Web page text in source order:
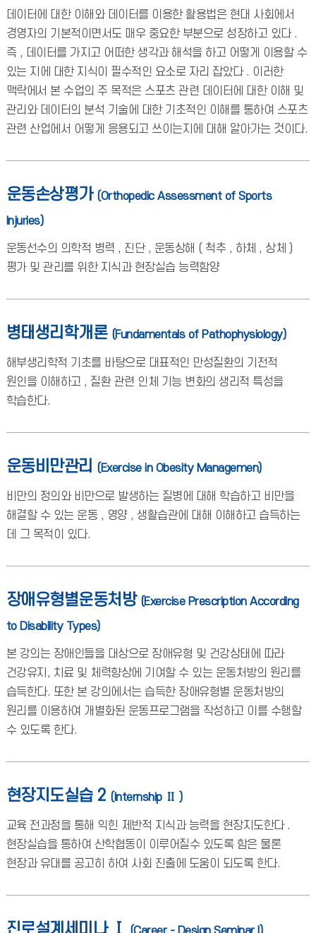
데이터에 대한 이해와 데이터를 이용한 활용법은 현대 사회에서
경영자의 기본적이면서도 매우 중요한 부분으로 성장하고 있다 .
즉 , 데이터를 가지고 어떠한 생각과 해석을 하고 어떻게 이용할 수
있는 지에 대한 지식이 필수적인 요소로 자리 잡았다 . 이러한
맥락에서 본 수업의 주 목적은 스포츠 관련 데이터에 대한 이해 및
관리와 데이터의 분석 기술에 대한 기초적인 이해를 통하여 스포츠
관련 산업에서 어떻게 응용되고 쓰이는지에 대해 알아가는 것이다.
운동손상평가 (Orthopedic Assessment of Sports
Injuries)
운동선수의 의학적 병력 , 진단 , 운동상해 ( 척추 , 하체 , 상체 )
평가 및 관리를 위한 지식과 현장실습 능력함양
병태생리학개론 (Fundamentals of Pathophysiology)
해부생리학적 기초를 바탕으로 대표적인 만성질환의 기전적
원인을 이해하고 , 질환 관련 인체 기능 변화의 생리적 특성을
학습한다.
운동비만관리 (Exercise in Obesity Managemen)
비만의 정의와 비만으로 발생하는 질병에 대해 학습하고 비만을
해결할 수 있는 운동 , 영양 , 생활습관에 대해 이해하고 습득하는
데 그 목적이 있다.
장애유형별운동처방 (Exercise Prescription According
to Disability Types)
본 강의는 장애인들을 대상으로 장애유형 및 건강상태에 따라
건강유지, 치료 및 체력향상에 기여할 수 있는 운동처방의 원리를
습득한다. 또한 본 강의에서는 습득한 장애유형별 운동처방의
원리를 이용하여 개별화된 운동프로그램을 작성하고 이를 수행할
수 있도록 한다.
현장지도실습 2 (Internship Ⅱ )
교육 전과정을 통해 익힌 제반적 지식과 능력을 현장지도한다 .
현장실습을 통하여 산학협동이 이루어질수 있도록 함은 물론
현장과 유대를 공고히 하여 사회 진출에 도움이 되도록 한다.